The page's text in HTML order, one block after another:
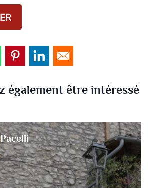
également être intéressé